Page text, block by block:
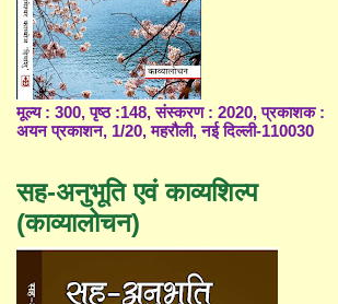
मूल्य : 300, पृष्ठ :148, संस्करण : 2020, प्रकाशक :
अयन प्रकाशन, 1/20, महरौली, नई दिल्ली-110030
सह-अनुभूति एवं काव्यशिल्प
(काव्यालोचन)